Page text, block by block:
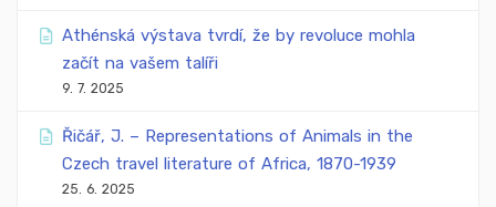
Athénská výstava tvrdí, že by revoluce mohla
začít na vašem talíři
9. 7. 2025
Řičář, J. – Representations of Animals in the
Czech travel literature of Africa, 1870-1939
25. 6. 2025